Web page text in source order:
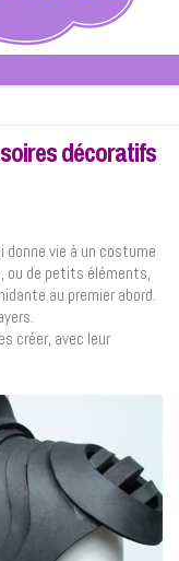
décoratifs
vie à un costume
ou de petits éléments,
au premier abord.
créer, avec leur